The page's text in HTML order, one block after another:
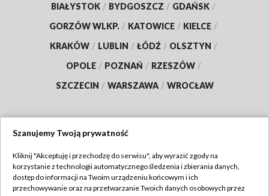
BIAŁYSTOK / BYDGOSZCZ / GDAŃSK /
GORZÓW WLKP. / KATOWICE / KIELCE /
KRAKÓW / LUBLIN / ŁÓDŹ / OLSZTYN /
OPOLE / POZNAŃ / RZESZÓW /
SZCZECIN / WARSZAWA / WROCŁAW
TVP
Abonament TVP
Regulamin TVP
Szanujemy Twoją prywatność
Kliknij "Akceptuję i przechodzę do serwisu", aby wyrazić zgody na
korzystanie z technologii automatycznego śledzenia i zbierania danych,
dostęp do informacji na Twoim urządzeniu końcowym i ich
przechowywanie oraz na przetwarzanie Twoich danych osobowych przez